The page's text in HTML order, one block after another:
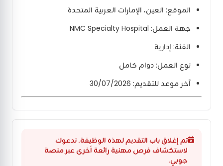
تم إغلاق باب التقديم لهذه الوظيفة. ندعوك
لاستكشاف فرص مهنية رائعة أخرى عبر منصة
جوبي.
الموقع: العين، الإمارات العربية المتحدة
جهة العمل: NMC Specialty Hospital
الفئة: إدارية
نوع العمل: دوام كامل
آخر موعد للتقديم: 30/07/2026